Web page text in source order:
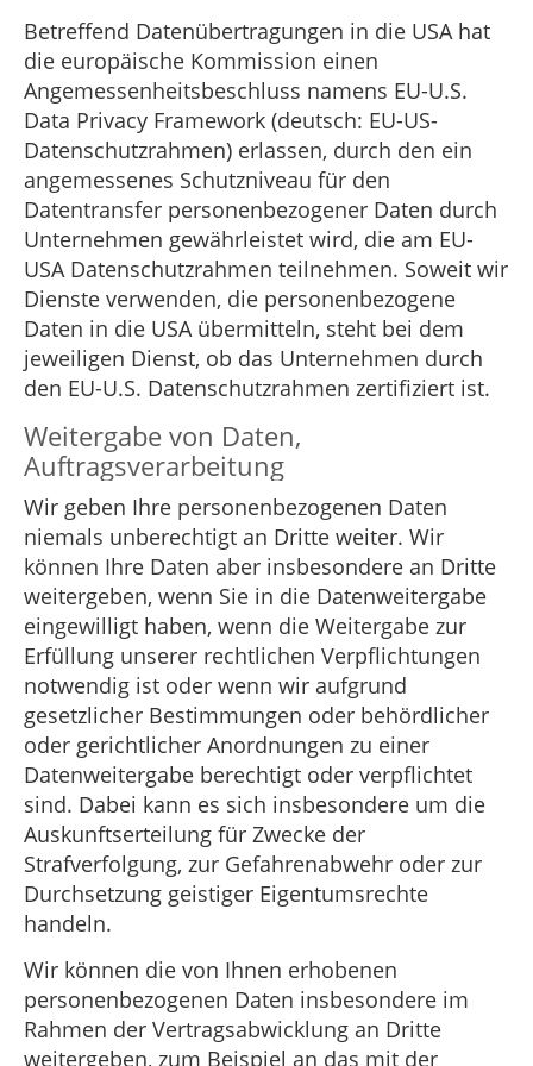
Betreffend Datenübertragungen in die USA hat
die europäische Kommission einen
Angemessenheitsbeschluss namens EU-U.S.
Data Privacy Framework (deutsch: EU-US-
Datenschutzrahmen) erlassen, durch den ein
angemessenes Schutzniveau für den
Datentransfer personenbezogener Daten durch
Unternehmen gewährleistet wird, die am EU-
USA Datenschutzrahmen teilnehmen. Soweit wir
Dienste verwenden, die personenbezogene
Daten in die USA übermitteln, steht bei dem
jeweiligen Dienst, ob das Unternehmen durch
den EU-U.S. Datenschutzrahmen zertifiziert ist.
Weitergabe von Daten,
Auftragsverarbeitung
Wir geben Ihre personenbezogenen Daten
niemals unberechtigt an Dritte weiter. Wir
können Ihre Daten aber insbesondere an Dritte
weitergeben, wenn Sie in die Datenweitergabe
eingewilligt haben, wenn die Weitergabe zur
Erfüllung unserer rechtlichen Verpflichtungen
notwendig ist oder wenn wir aufgrund
gesetzlicher Bestimmungen oder behördlicher
oder gerichtlicher Anordnungen zu einer
Datenweitergabe berechtigt oder verpflichtet
sind. Dabei kann es sich insbesondere um die
Auskunftserteilung für Zwecke der
Strafverfolgung, zur Gefahrenabwehr oder zur
Durchsetzung geistiger Eigentumsrechte
handeln.
Wir können die von Ihnen erhobenen
personenbezogenen Daten insbesondere im
Rahmen der Vertragsabwicklung an Dritte
weitergeben, zum Beispiel an das mit der